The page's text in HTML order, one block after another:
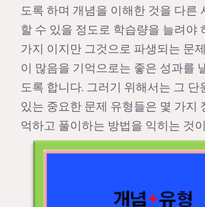
도록 하며 개념을 이해한 것을 다른
할 수 있을 정도로 학습량을 늘려야
가지 이지만 그것으로 파생되는 문
이 많음을 기억으로는 좋은 성과를
도록 합니다. 그러기 위해서는 그 단
있는 중요한 문제 유형들은 몇 가지
억하고 풀이하는 방법을 익히는 것